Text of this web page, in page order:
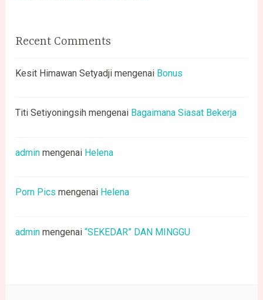
Recent Comments
Kesit Himawan Setyadji mengenai Bonus
Titi Setiyoningsih mengenai Bagaimana Siasat Bekerja
admin mengenai Helena
Porn Pics mengenai Helena
admin mengenai“SEKEDAR” DAN MINGGU